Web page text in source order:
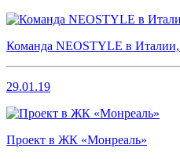
Команда NEOSTYLE в
29.01.19
Проект в ЖК «Монреаль»